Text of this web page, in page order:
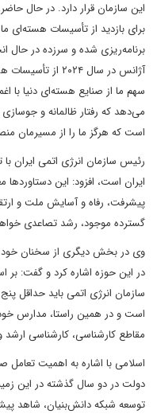
این سازمان قرار دارد. در حال
برای بازدید از تأسیسات هسته‌ای
آژانس در سال
می‌دهد که رفتار ظالمانه و
است که هرگز ما را از مسیرمان
رئیس سازمان انرژی اتمی ایران
ایران است، افزود: این
پیشرفت، رفاه و آسایش ملت و
گسترده موجود، رشد تصاعدی
وی در بخش دیگری از سخنان خود
سازمان انرژی اتمی باید حداقل پنج
است و در همین راستا، مدارس خود
مقاطع کارشناسی، کارشناسی ارشد و
اسلامی با اشاره به اهمیت
دولت در دو سال گذشته در این
توسعه شبکه دانش‌بنیان، شاهد